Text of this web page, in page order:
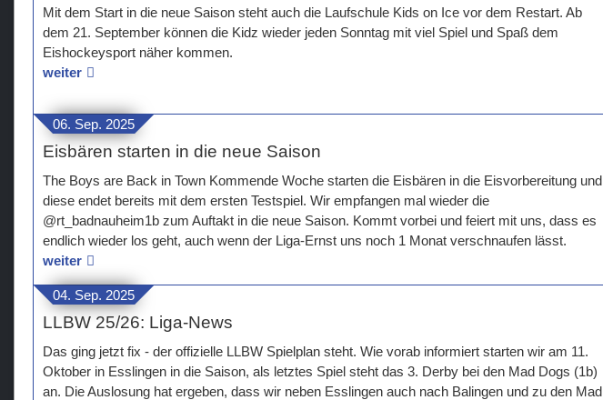
Mit dem Start in die neue Saison steht auch die Laufschule Kids on Ice vor dem Restart. Ab
dem 21. September können die Kidz wieder jeden Sonntag mit viel Spiel und Spaß dem
Eishockeysport näher kommen.
weiter
06. Sep. 2025
Eisbären starten in die neue Saison
The Boys are Back in Town Kommende Woche starten die Eisbären in die Eisvorbereitung und
diese endet bereits mit dem ersten Testspiel. Wir empfangen mal wieder die
@rt_badnauheim1b zum Auftakt in die neue Saison. Kommt vorbei und feiert mit uns, dass es
endlich wieder los geht, auch wenn der Liga-Ernst uns noch 1 Monat verschnaufen lässt.
weiter
04. Sep. 2025
LLBW 25/26: Liga-News
Das ging jetzt fix - der offizielle LLBW Spielplan steht. Wie vorab informiert starten wir am 11.
Oktober in Esslingen in die Saison, als letztes Spiel steht das 3. Derby bei den Mad Dogs (1b)
an. Die Auslosung hat ergeben, dass wir neben Esslingen auch nach Balingen und zu den Mad